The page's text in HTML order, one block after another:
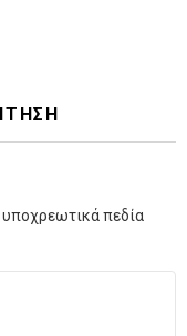
πεδία